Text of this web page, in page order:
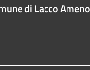
di Lacco Ameno